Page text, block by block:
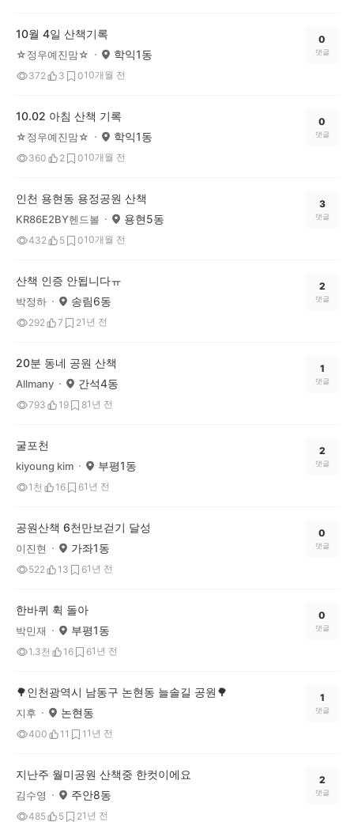
10월 4일 산책기록
☆정우예진맘☆ 학익1동
372 3 010개월 전
0
댓글
10.02 아침 산책 기록
☆정우예진맘☆ 학익1동
360 2 010개월 전
0
댓글
인천 용현동 용정공원 산책
KR86E2BY헨드볼 용현5동
432 5 010개월 전
3
댓글
산책 인증 안됩니다ㅠ
박정하 송림6동
292 7 21년 전
2
댓글
20분 동네 공원 산책
Allmany 간석4동
793 19 81년 전
1
댓글
굴포천
kiyoung kim 부평1동
1천 16 61년 전
2
댓글
공원산책 6천만보걷기 달성
이진현 가좌1동
522 13 61년 전
0
댓글
한바퀴 휙 돌아
박민재 부평1동
1.3천 16 61년 전
0
댓글
🌳인천광역시 남동구 논현동 늘솔길 공원🌳
지후 논현동
400 11 1 1년 전
1
댓글
지난주 월미공원 산책중 한컷이에요
김수영 주안8동
485 5 21년 전
2
댓글